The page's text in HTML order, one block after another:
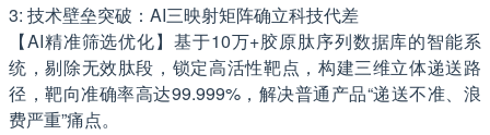
3: 技术壁垒突破：AI三映射矩阵确立科技代差
【AI精准筛选优化】基于10万+胶原肽序列数据库的智能系
统，剔除无效肽段，锁定高活性靶点，构建三维立体递送路
径，靶向准确率高达99.999%，解决普通产品“递送不准、浪
费严重”痛点。